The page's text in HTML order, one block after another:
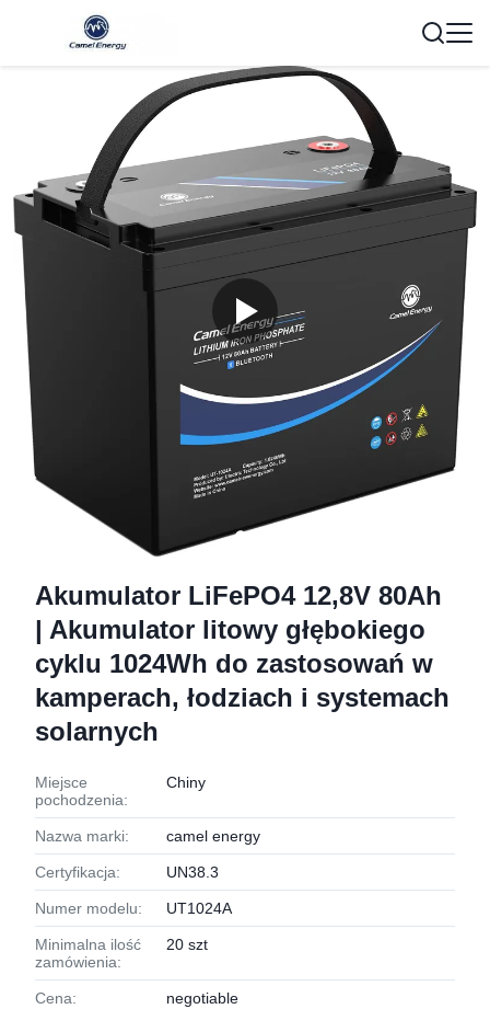
Akumulator LiFePO4 12,8V 80Ah
| Akumulator litowy głębokiego
cyklu 1024Wh do zastosowań w
kamperach, łodziach i systemach
solarnych
Miejsce
pochodzenia:
Chiny
Nazwa marki: camel energy
Certyfikacja: UN38.3
Numer modelu: UT1024A
Minimalna ilość
zamówienia:
20 szt
Cena: negotiable